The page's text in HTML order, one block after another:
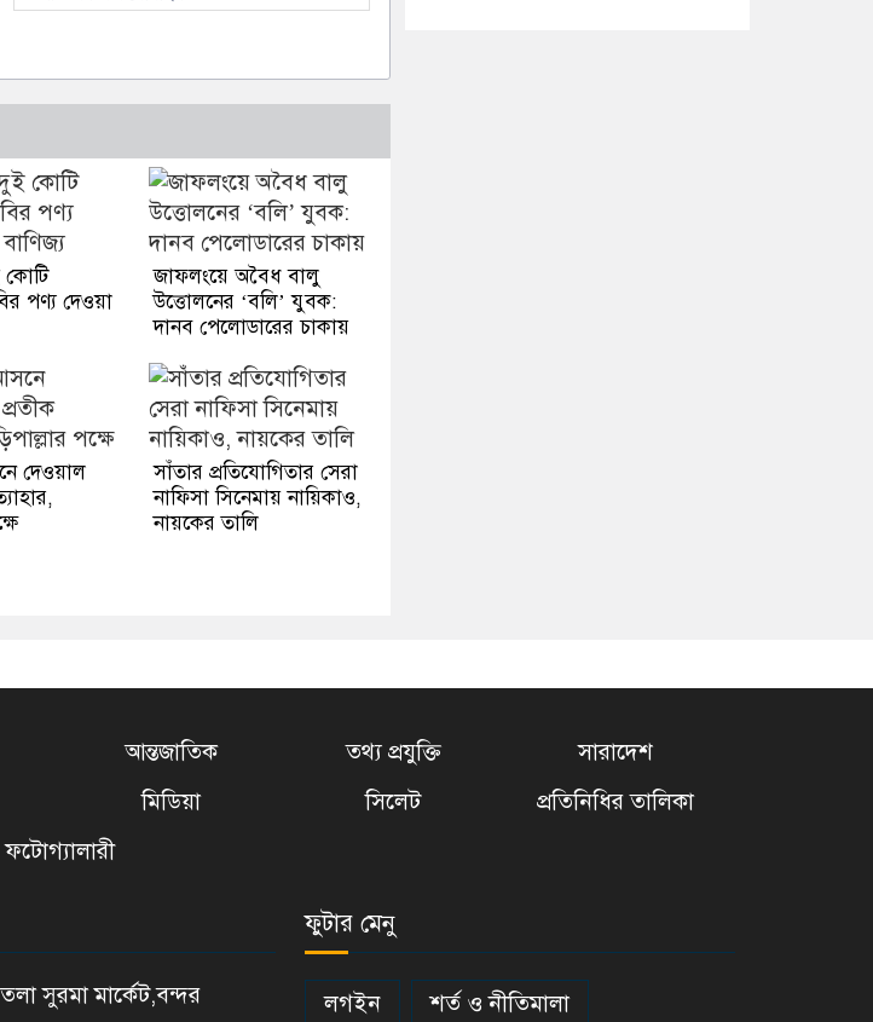
কোটি
পণ্য দেওয়া
জাফলংয়ে অবৈধ বালু
উত্তোলনের ‘বলি’ যুবক:
দানব পেলোডারের চাকায়
দেওয়াল
সাঁতার প্রতিযোগিতার সেরা
নাফিসা সিনেমায় নায়িকাও,
নায়কের তালি
আন্তজাতিক তথ্য প্রযুক্তি
সারাদেশ
মিডিয়া সিলেট
প্রতিনিধির তালিকা
ফটোগ্যালারী
সুরমা মার্কেট,বন্দর
ফুটার মেনু
লগইন শর্ত ও নীতিমালা